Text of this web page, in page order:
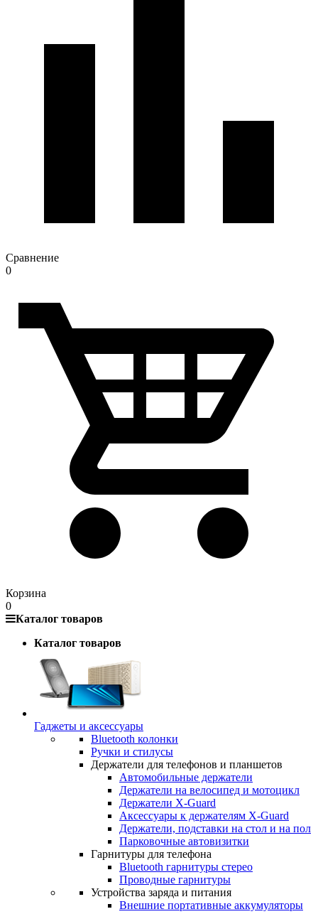
Сравнение
0
Корзина
0
Каталог товаров
Каталог товаров
Гаджеты и аксессуары
Bluetooth колонки
Ручки и стилусы
Держатели для телефонов и планшетов
Автомобильные держатели
Держатели на велосипед и мотоцикл
Держатели X-Guard
Аксессуары к держателям X-Guard
Держатели, подставки на стол и на пол
Парковочные автовизитки
Гарнитуры для телефона
Bluetooth гарнитуры стерео
Проводные гарнитуры
Устройства заряда и питания
Внешние портативные аккумуляторы